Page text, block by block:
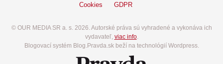
Cookies GDPR
© OUR MEDIA SR a. s. 2026. Autorské práva sú vyhradené a vykonáva ich
vydavateľ, viac info.
Blogovací systém Blog.Pravda.sk beží na technológií Wordpress.